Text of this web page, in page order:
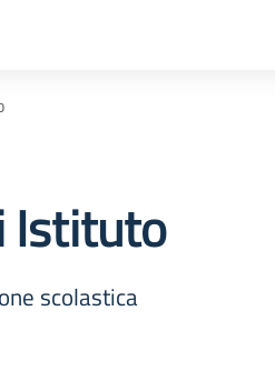
Istituto
scolastica